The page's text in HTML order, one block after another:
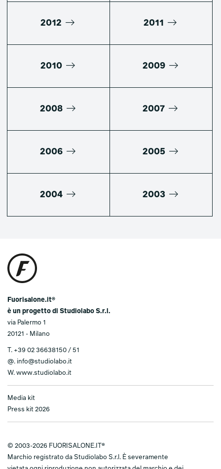
2012 2011
2010 2009
2008 2007
2006 2005
2004 2003
Fuorisalone.it®
è un progetto di Studiolabo S.r.l.
via Palermo 1
20121 - Milano
T. +39 02 36638150 / 51
@. info@studiolabo.it
W. www.studiolabo.it
Media kit
Press kit 2026
© 2003-2026 FUORISALONE.IT®
Marchio registrato da Studiolabo S.r.l. È severamente